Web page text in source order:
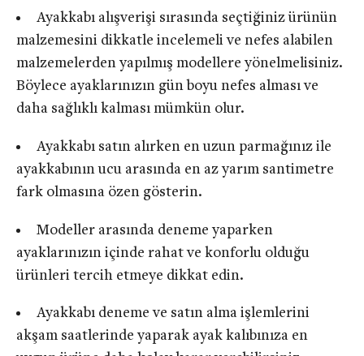
Ayakkabı alışverişi sırasında seçtiğiniz ürünün
malzemesini dikkatle incelemeli ve nefes alabilen
malzemelerden yapılmış modellere yönelmelisiniz.
Böylece ayaklarınızın gün boyu nefes alması ve
daha sağlıklı kalması mümkün olur.
Ayakkabı satın alırken en uzun parmağınız ile
ayakkabının ucu arasında en az yarım santimetre
fark olmasına özen gösterin.
Modeller arasında deneme yaparken
ayaklarınızın içinde rahat ve konforlu olduğu
ürünleri tercih etmeye dikkat edin.
Ayakkabı deneme ve satın alma işlemlerini
akşam saatlerinde yaparak ayak kalıbınıza en